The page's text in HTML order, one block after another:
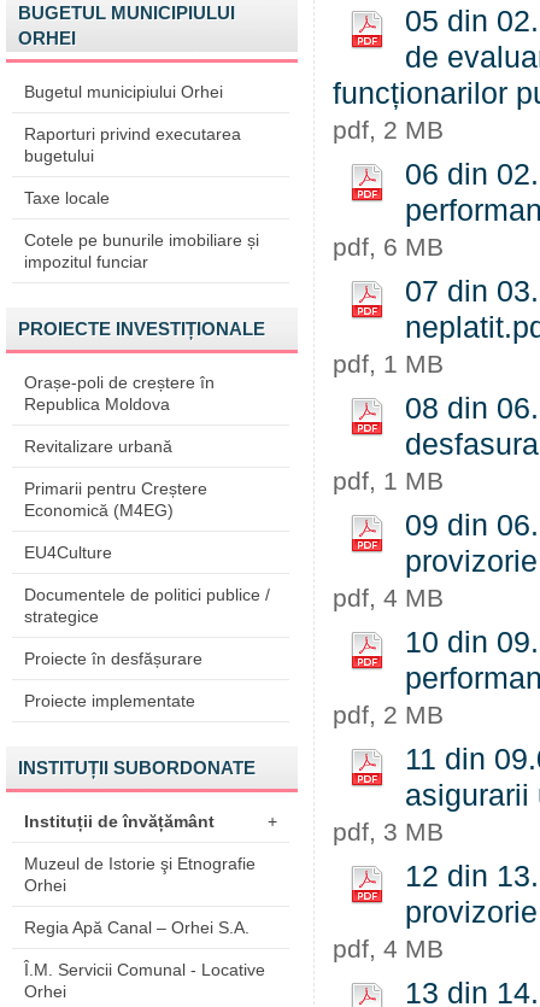
BUGETUL MUNICIPIULUI
ORHEI
Bugetul municipiului Orhei
Raporturi privind executarea
bugetului
Taxe locale
Cotele pe bunurile imobiliare și
impozitul funciar
PROIECTE INVESTIȚIONALE
Orașe-poli de creștere în
Republica Moldova
Revitalizare urbană
Primarii pentru Creștere
Economică (M4EG)
EU4Culture
Documentele de politici publice /
strategice
Proiecte în desfășurare
Proiecte implementate
INSTITUȚII SUBORDONATE
Instituții de învățământ +
Muzeul de Istorie şi Etnografie
Orhei
Regia Apă Canal – Orhei S.A.
Î.M. Servicii Comunal - Locative
Orhei
05 din
de
funcționarilor
pdf, 2 MB
06 din
pdf, 6 MB
07 din
pdf, 1 MB
08 din
pdf, 1 MB
09 din
pdf, 4 MB
10 din
pdf, 2 MB
11 din
asigurarii
pdf, 3 MB
12 din
pdf, 4 MB
13 din